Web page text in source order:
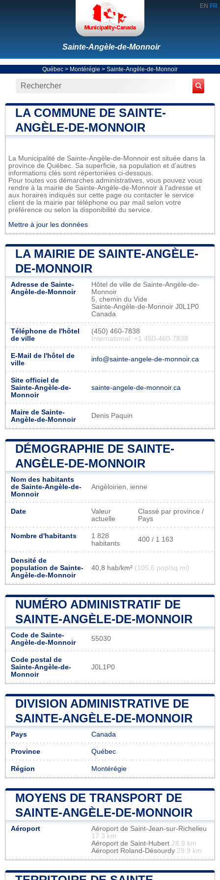
EN FR
Sainte-Angèle-de-Monnoir
Québec > Montérégie > Sainte-Angèle-de-Monnoir
LA COMMUNE DE SAINTE-
ANGÈLE-DE-MONNOIR
La Municipalité de Sainte-Angèle-de-Monnoir est située dans la
province de Québec. Sa superficie, sa population et d'autres
informations clés sont répertoriées ci-dessous.
Pour toutes vos démarches administratives, vous pouvez vous
rendre à la mairie de Sainte-Angèle-de-Monnoir à l'adresse et
aux horaires indiqués sur cette page ou contacter le service
client de la mairie par téléphone ou par mail selon votre
préférence ou selon la disponibilité du service.
Mettre à jour les données
LA MAIRIE DE SAINTE-ANGÈLE-
DE-MONNOIR
Adresse de Sainte-
Angèle-de-Monnoir
Hôtel de ville de Sainte-Angèle-de-
Monnoir
5, chemin du Vide
Sainte-Angèle-de-Monnoir J0L1P0
Canada
Téléphone de l'hôtel
de ville
(450) 460-7838
International: +1 450-460-7838
E-Mail de l'hôtel de
ville
info@sainte-angele-de-monnoir.ca
Site officiel de
Sainte-Angèle-de-
Monnoir
sainte-angele-de-monnoir.ca
Maire de Sainte-
Angèle-de-Monnoir
Denis Paquin
DÉMOGRAPHIE DE SAINTE-
ANGÈLE-DE-MONNOIR
Nom des habitants
de Sainte-Angèle-de-
Monnoir
Angèloirien, ienne
Date
Valeur
actuelle
Classé par province /
Pays
Nombre d'habitants
1 828
habitants
400 / 1 163
Densité de
population de Sainte-
Angèle-de-Monnoir
40,8 hab/km² (105,6 pop/sq mi)
NUMÉRO ADMINISTRATIF DE
SAINTE-ANGÈLE-DE-MONNOIR
Code de Sainte-
Angèle-de-Monnoir
55030
Code postal de
Sainte-Angèle-de-
Monnoir
J0L1P0
DIVISION ADMINISTRATIVE DE
SAINTE-ANGÈLE-DE-MONNOIR
Pays Canada
Province Québec
Région Montérégie
MOYENS DE TRANSPORT DE
SAINTE-ANGÈLE-DE-MONNOIR
Aéroport
Aéroport de Saint-Jean-sur-Richelieu
17.3 km
Aéroport de Saint-Hubert 28.9 km
Aéroport Roland-Désourdy 29.9 km